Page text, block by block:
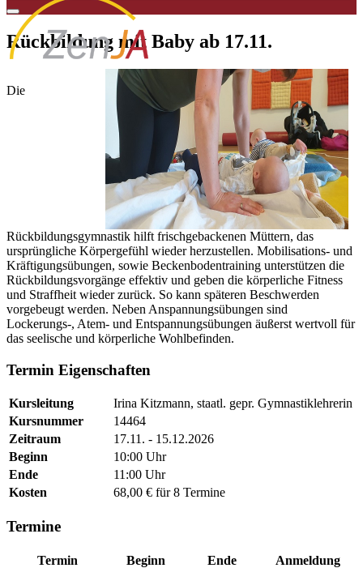
Rückbildung mit Baby ab 17.11.
Die
Rückbildungsgymnastik hilft frischgebackenen Müttern, das
ursprüngliche Körpergefühl wieder herzustellen. Mobilisations- und
Kräftigungsübungen, sowie Beckenbodentraining unterstützen die
Rückbildungsvorgänge effektiv und geben die körperliche Fitness
und Straffheit wieder zurück. So kann späteren Beschwerden
vorgebeugt werden. Neben Anspannungsübungen sind
Lockerungs-, Atem- und Entspannungsübungen äußerst wertvoll für
das seelische und körperliche Wohlbefinden.
Termin Eigenschaften
Kursleitung
Irina Kitzmann, staatl. gepr. Gymnastiklehrerin
Kursnummer
14464
Zeitraum
17.11. - 15.12.2026
Beginn
10:00 Uhr
Ende
11:00 Uhr
Kosten
68,00 € für 8 Termine
Termine
Termin Beginn Ende
Anmeldung